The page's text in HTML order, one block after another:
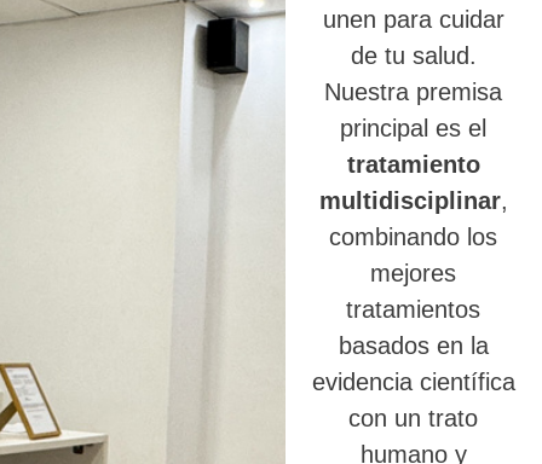
unen para cuidar
de tu salud.
Nuestra premisa
principal es el
tratamiento
multidisciplinar,
combinando los
mejores
tratamientos
basados en la
evidencia científica
con un trato
humano y